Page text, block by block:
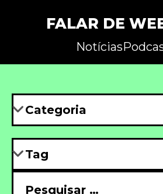
FALAR DE
Notícias